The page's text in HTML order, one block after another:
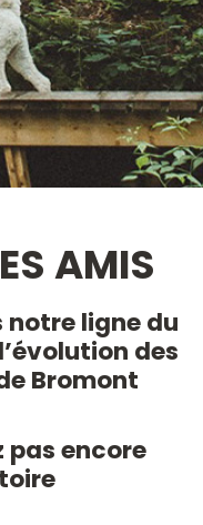
AMIS
notre ligne du
des
Bromont
pas encore